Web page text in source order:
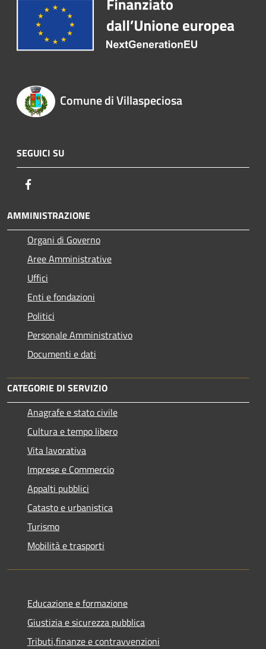
Comune di Villaspeciosa
SEGUICI SU
AMMINISTRAZIONE
Organi di Governo
Aree Amministrative
Uffici
Enti e fondazioni
Politici
Personale Amministrativo
Documenti e dati
CATEGORIE DI SERVIZIO
Anagrafe e stato civile
Cultura e tempo libero
Vita lavorativa
Imprese e Commercio
Appalti pubblici
Catasto e urbanistica
Turismo
Mobilità e trasporti
Educazione e formazione
Giustizia e sicurezza pubblica
Tributi,finanze e contravvenzioni